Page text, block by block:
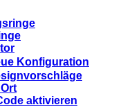
Konfiguration
aktivieren